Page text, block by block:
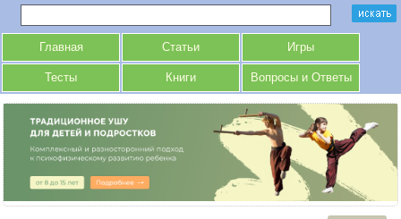
Главная Статьи Игры
Тесты Книги Вопросы и Ответы